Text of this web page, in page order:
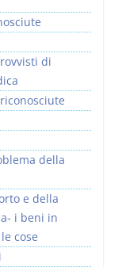
di
della
e della
i beni in
cose
I Vincoli
Versione ebook